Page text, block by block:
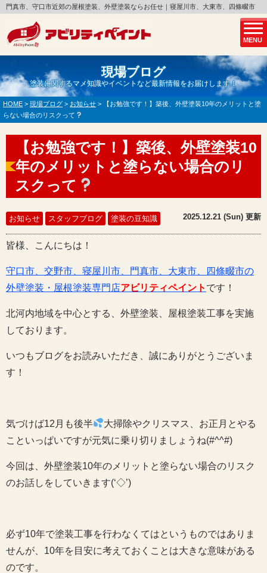
MENU
門真市、守口市近郊の屋根塗装、外壁塗装ならお任せ｜寝屋川市、大東市、四條畷市
現場ブログ
塗装に関するマメ知識やイベントなど最新情報をお届けします！
HOME > 現場ブログ > お知らせ >
【お勉強です！】築後、外壁塗装10年のメリットと塗
らない場合のリスクって
【お勉強です！】築後、外壁塗装10
年のメリットと塗らない場合のリ
スクって
お知らせ スタッフブログ 塗装の豆知識 2025.12.21 (Sun) 更新
皆様、こんにちは！
守口市、交野市、寝屋川市、門真市、大東市、四條畷市の
外壁塗装・屋根塗装専門店アビリティペイント です！
北河内地域を中心とする、外壁塗装、屋根塗装工事を実施
しております。
いつもブログをお読みいただき、誠にありがとうございま
す！
気づけば12月も後半
大掃除やクリスマス、お正月とやる
こといっぱいですが元気に乗り切りましょうね(#^^#)
今回は、外壁塗装10年のメリットと塗らない場合のリスク
のお話しをしていきます(‘◇’)ゞ
必ず10年で塗装工事を行わなくてはというものではありま
せんが、10年を目安に考えておくことは大きな意味がある
のです。